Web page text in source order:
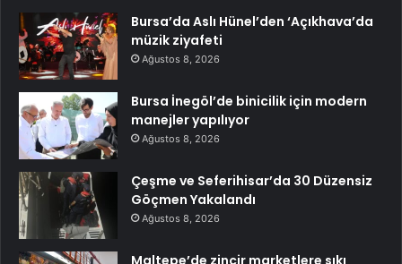
Bursa’da Aslı Hünel’den ‘Açıkhava’da
müzik ziyafeti
Ağustos 8, 2026
Bursa İnegöl’de binicilik için modern
manejler yapılıyor
Ağustos 8, 2026
Çeşme ve Seferihisar’da 30 Düzensiz
Göçmen Yakalandı
Ağustos 8, 2026